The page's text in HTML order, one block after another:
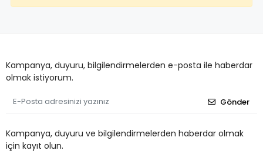
Kampanya, duyuru, bilgilendirmelerden e-posta ile haberdar
olmak istiyorum.
Gönder
Kampanya, duyuru ve bilgilendirmelerden haberdar olmak
için kayıt olun.